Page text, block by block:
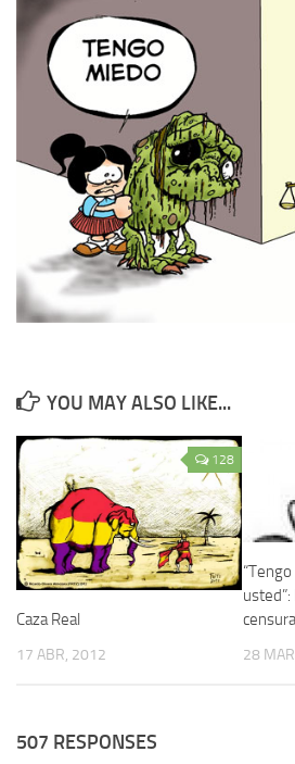
YOU MAY ALSO LIKE...
128
Caza Real
17 ABR, 2012 28
507 RESPONSES